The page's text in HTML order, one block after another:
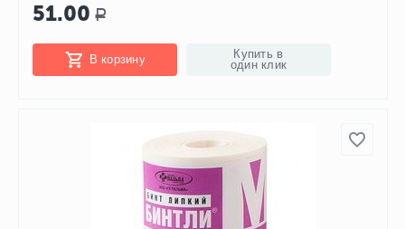
51.00 Р
В корзину
Купить в
один клик